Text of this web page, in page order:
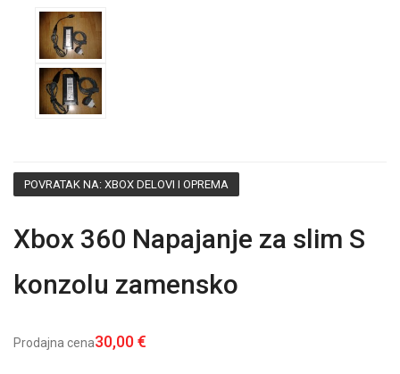
POVRATAK NA: XBOX DELOVI I OPREMA
Xbox 360 Napajanje za slim S
konzolu zamensko
Prodajna cena30,00 €